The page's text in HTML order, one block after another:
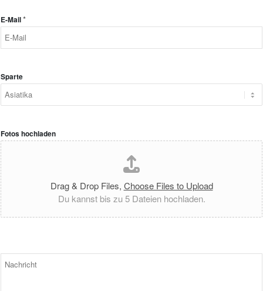
E-Mail*
Sparte
Fotos hochladen
Drag & Drop Files, Choose Files to Upload
Du kannst bis zu 5 Dateien hochladen.
N